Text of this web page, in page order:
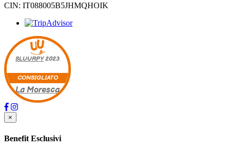
CIN: IT088005B5JHMQHOIK
SLUURPY2023
CONSIGLIATO
La Moresca
×
Benefit Esclusivi